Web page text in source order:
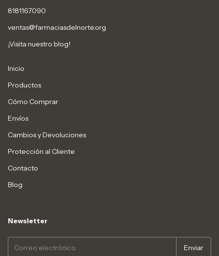
8181167090
ventas@farmaciasdelnorte.org
¡Visita nuestro blog!
Inicio
Productos
Cómo Comprar
Envíos
Cambios y Devoluciones
Protección al Cliente
Contacto
Blog
Newsletter